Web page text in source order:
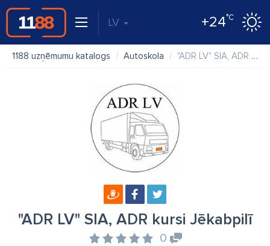
LV +24°C
1188 uzņēmumu katalogs Autoskola "ADR LV" SIA, ADR kursi Jēkabpilī
"ADR LV" SIA, ADR kursi Jēkabpilī
0